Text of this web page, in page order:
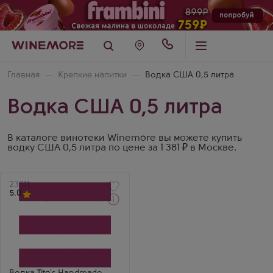
Главная Крепкие напитки Водка США 0,5 литра
Водка США 0,5 литра
В каталоге винотеки Winemore вы можете купить
водку США 0,5 литра по цене за 1 381 ₽ в Москве.
Артикул
23511
5.0
Производитель